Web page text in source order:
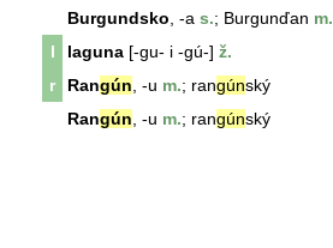
Burgundsko , -a s.; Burgunďan m.
l
laguna [-gu- i -gú-] ž.
r
Rangún , -u m.; rangúnský
Rangún , -u m.; rangúnský